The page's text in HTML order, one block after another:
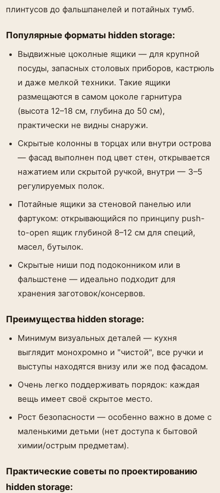
плинтусов до фальшпанелей и потайных тумб.
Популярные форматы hidden storage:
Выдвижные цоколные ящики — для крупной
посуды, запасных столовых приборов, кастрюль
и даже мелкой техники. Такие ящики
размещаются в самом цоколе гарнитура
(высота 12–18 см, глубина до 50 см),
практически не видны снаружи.
Скрытые колонны в торцах или внутри острова
— фасад выполнен под цвет стен, открывается
нажатием или скрытой ручкой, внутри — 3–5
регулируемых полок.
Потайные ящики за стеновой панелью или
фартуком: открывающийся по принципу push-
to-open ящик глубиной 8–12 см для специй,
масел, бутылок.
Скрытые ниши под подоконником или в
фальшстене — идеально подходит для
хранения заготовок/консервов.
Преимущества hidden storage:
Минимум визуальных деталей — кухня
выглядит монохромно и "чистой", все ручки и
выступы находятся внизу или же под фасадом.
Очень легко поддерживать порядок: каждая
вещь имеет своё скрытое место.
Рост безопасности — особенно важно в доме с
маленькими детьми (нет доступа к бытовой
химии/острым предметам).
Практические советы по проектированию
hidden storage: